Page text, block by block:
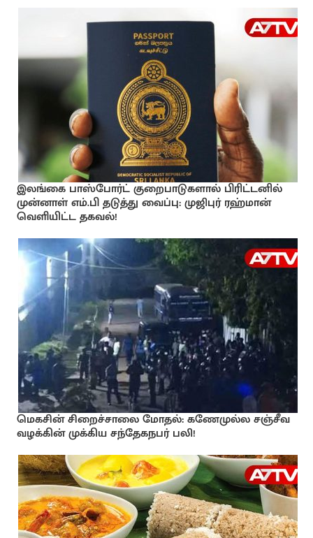
இலங்கை பாஸ்போர்ட் குறைபாடுகளால் பிரிட்டனில்
முன்னாள் எம்.பி தடுத்து வைப்பு: முஜிபுர் ரஹ்மான்
வெளியிட்ட தகவல்!
மெகசின் சிறைச்சாலை மோதல்: கணேமுல்ல சஞ்சீவ
வழக்கின் முக்கிய சந்தேகநபர் பலி!